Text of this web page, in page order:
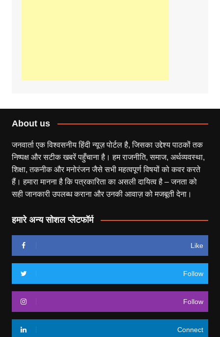
About us
जनवार्ता एक विश्वसनीय हिंदी न्यूज़ पोर्टल है, जिसका उद्देश्य पाठकों तक
निष्पक्ष और सटीक खबरें पहुँचाना है। हम राजनीति, समाज, अर्थव्यवस्था,
शिक्षा, तकनीक और मनोरंजन जैसे सभी महत्वपूर्ण विषयों को कवर करते
हैं। हमारा मानना है कि पत्रकारिता का असली दायित्व है – जनता को
सही जानकारी उपलब्ध कराना और उनकी आवाज़ को मजबूती देना।
हमारे अन्य सोशल प्लेटफॉर्म
Like
Follow
Follow
Connect